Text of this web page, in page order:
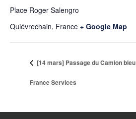
Place Roger Salengro
Quiévrechain, France + Google Map
[14 mars] Passage du Camion bleu
France Services